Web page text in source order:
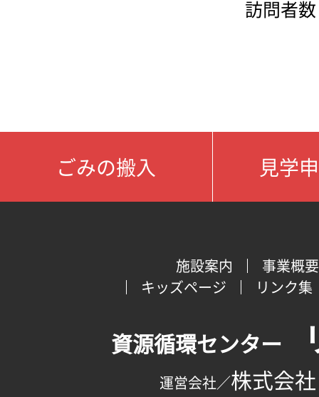
訪問者
ごみの搬入 見学
施設案内
事業概要
キッズページ
リンク集
資源循環センター
運営会社／株式会